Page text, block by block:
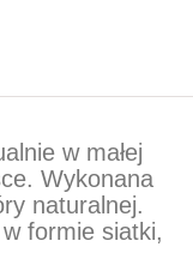
w małej
Wykonana
naturalnej.
formie siatki,